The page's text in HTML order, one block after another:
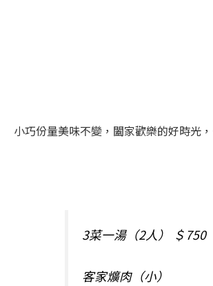
小巧份量美味不變，闔家歡樂的好時光
3菜一湯（2人） ＄750
客家爌肉（小）